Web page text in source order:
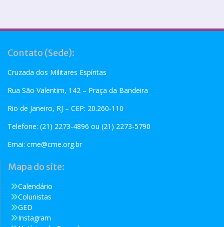
Contato (Sede):
Cruzada dos Militares Espíritas
Rua São Valentim, 142 – Praça da Bandeira
Rio de Janeiro, RJ – CEP: 20.260-110
Telefone: (21) 2273-4896 ou (21) 2273-5790
Emai: cme@cme.org.br
Mapa do site:
Calendário
Colunistas
GED
Instagram